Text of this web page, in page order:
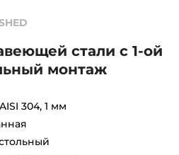
стали с 1-ой
монтаж
304, 1 мм